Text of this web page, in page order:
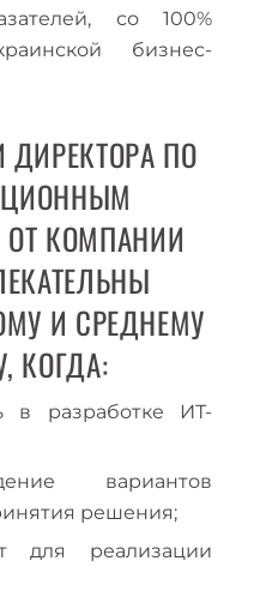
со 100%
бизнес-
ПО
КОМПАНИИ
И СРЕДНЕМУ
КОГДА:
в разработке ИТ-
вариантов
решения;
для реализации